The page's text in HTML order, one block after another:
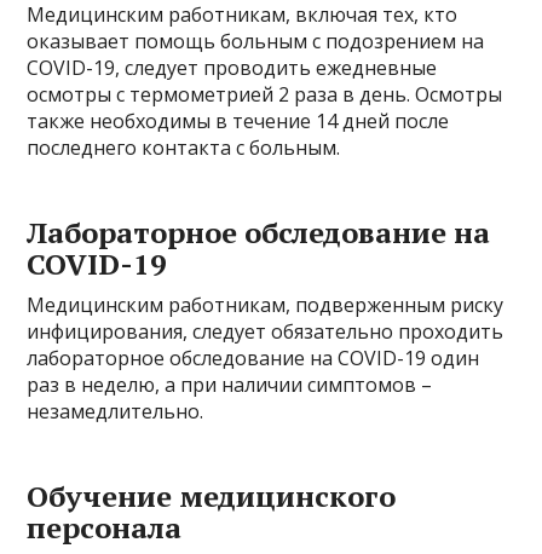
Медицинским работникам, включая тех, кто
оказывает помощь больным с подозрением на
COVID-19, следует проводить ежедневные
осмотры с термометрией 2 раза в день. Осмотры
также необходимы в течение 14 дней после
последнего контакта с больным.
Лабораторное обследование на
COVID-19
Медицинским работникам, подверженным риску
инфицирования, следует обязательно проходить
лабораторное обследование на COVID-19 один
раз в неделю, а при наличии симптомов –
незамедлительно.
Обучение медицинского
персонала